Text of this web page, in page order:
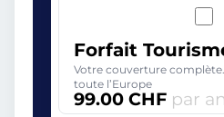
Forfait
Votre couverture
toute l’Europe
99.00 CHF par an